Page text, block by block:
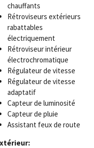
chauffants
Rétroviseurs extérieurs
rabattables
électriquement
Rétroviseur intérieur
électrochromatique
Régulateur de vitesse
Régulateur de vitesse
adaptatif
Capteur de luminosité
Capteur de pluie
Assistant feux de route